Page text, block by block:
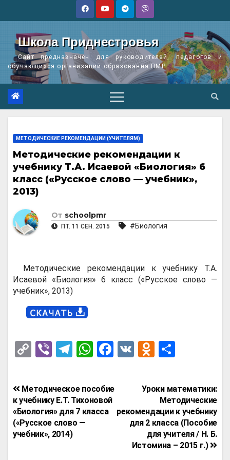
Школа Приднестровья
Сайт предназначен для руководителей, педагогов и
обучающихся организаций образования ПМР
МЕТОДИЧЕСКИЕ РЕКОМЕНДАЦИИ (УЧИТЕЛЯМ)
Методические рекомендации к
учебнику Т.А. Исаевой «Биология» 6
класс («Русское слово — учебник»,
2013)
От schoolpmr
ПТ. 11 СЕН. 2015 #Биология
Методические рекомендации к учебнику Т.А.
Исаевой «Биология» 6 класс («Русское слово —
учебник», 2013)
C
py
Li
n
k
Vi
er
T
e
gr
a
m
W
at
s
A
F
o
V
O
n
o
kl
a
ss
п
р
а
в
и
Навигация
по
записям
Уроки математики:
Методические
рекомендации к учебнику
для 2 класса (Пособие
для учителя / Н. Б.
Истомина – 2015 г.)
Методическое пособие
к учебнику Е.Т. Тихоновой
«Биология» для 7 класса
(«Русское слово —
учебник», 2014)